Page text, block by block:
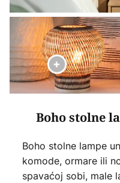
Boho stolne
Boho stolne lampe
komode, ormare ili
spavaćoj sobi, male